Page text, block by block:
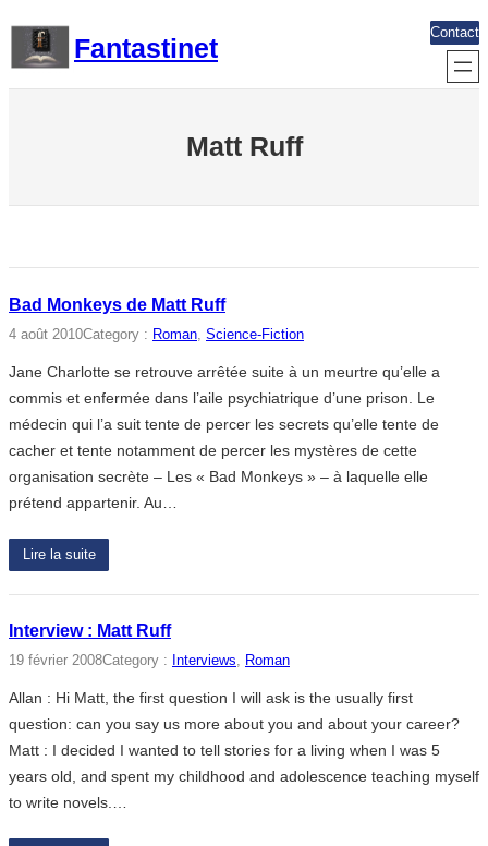
contenu
Fantastinet
Contact
Matt Ruff
Bad Monkeys de Matt Ruff
4 août 2010Category : Roman, Science-Fiction
Jane Charlotte se retrouve arrêtée suite à un meurtre qu’elle a
commis et enfermée dans l’aile psychiatrique d’une prison. Le
médecin qui l’a suit tente de percer les secrets qu’elle tente de
cacher et tente notamment de percer les mystères de cette
organisation secrète – Les « Bad Monkeys » – à laquelle elle
prétend appartenir. Au…
Lire la suite
Interview : Matt Ruff
19 février 2008Category : Interviews, Roman
Allan : Hi Matt, the first question I will ask is the usually first
question: can you say us more about you and about your career?
Matt : I decided I wanted to tell stories for a living when I was 5
years old, and spent my childhood and adolescence teaching myself
to write novels.…